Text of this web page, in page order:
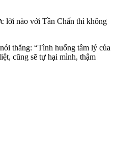
lời nào với Tần Chấn thì không
thẳng: “Tình huống tâm lý của
cũng sẽ tự hại mình, thậm